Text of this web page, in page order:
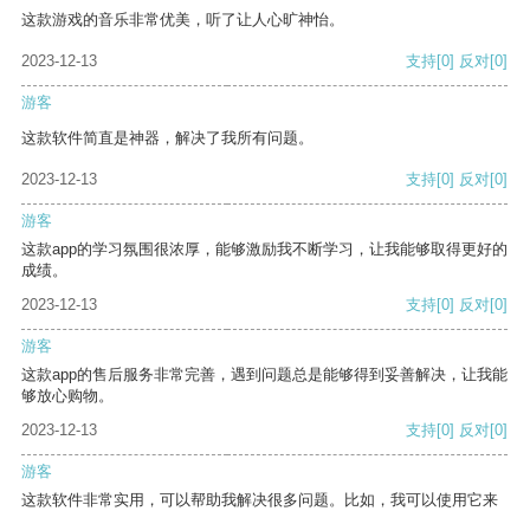
这款游戏的音乐非常优美，听了让人心旷神怡。
2023-12-13 支持[0] 反对[0]
游客
这款软件简直是神器，解决了我所有问题。
2023-12-13 支持[0] 反对[0]
游客
这款app的学习氛围很浓厚，能够激励我不断学习，让我能够取得更好的
成绩。
2023-12-13
支持[0] 反对[0]
游客
这款app的售后服务非常完善，遇到问题总是能够得到妥善解决，让我能
够放心购物。
2023-12-13
支持[0] 反对[0]
游客
这款软件非常实用，可以帮助我解决很多问题。比如，我可以使用它来